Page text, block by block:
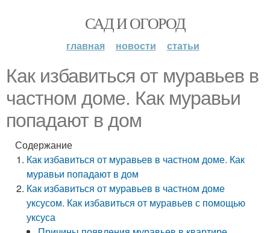
САД И ОГОРОД
главная новости статьи
Как избавиться от муравьев в
частном доме. Как муравьи
попадают в дом
Содержание
Как избавиться от муравьев в частном доме. Как
муравьи попадают в дом
Как избавиться от муравьев в частном доме
уксусом. Как избавиться от муравьев с помощью
уксуса